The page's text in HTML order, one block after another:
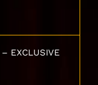
EXCLUSIVE